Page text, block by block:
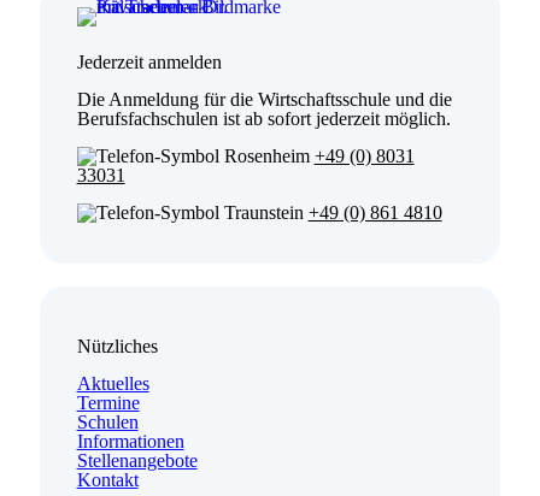
Jederzeit anmelden
Die Anmeldung für die Wirtschaftsschule und die
Berufsfachschulen ist ab sofort jederzeit möglich.
Rosenheim +49 (0) 8031
33031
Traunstein +49 (0) 861 4810
Nützliches
Aktuelles
Termine
Schulen
Informationen
Stellenangebote
Kontakt